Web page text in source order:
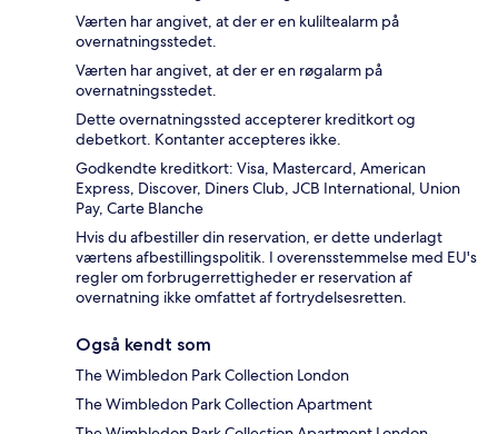
Værten har angivet, at der er en kuliltealarm på
overnatningsstedet.
Værten har angivet, at der er en røgalarm på
overnatningsstedet.
Dette overnatningssted accepterer kreditkort og
debetkort. Kontanter accepteres ikke.
Godkendte kreditkort: Visa, Mastercard, American
Express, Discover, Diners Club, JCB International, Union
Pay, Carte Blanche
Hvis du afbestiller din reservation, er dette underlagt
værtens afbestillingspolitik. I overensstemmelse med EU's
regler om forbrugerrettigheder er reservation af
overnatning ikke omfattet af fortrydelsesretten.
Også kendt som
The Wimbledon Park Collection London
The Wimbledon Park Collection Apartment